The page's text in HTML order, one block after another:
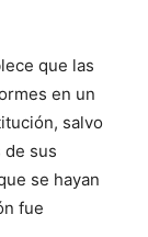
que las
en un
salvo
sus
se hayan
fue